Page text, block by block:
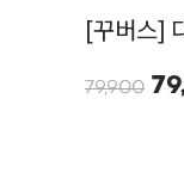
[꾸버스]
79,900